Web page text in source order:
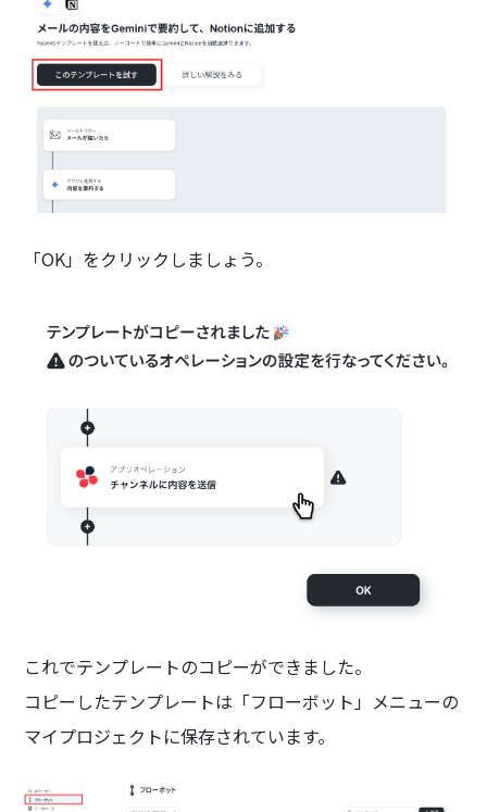
「OK」をクリックしましょう。
これでテンプレートのコピーができました。
コピーしたテンプレートは「フローボット」メニューの
マイプロジェクトに保存されています。